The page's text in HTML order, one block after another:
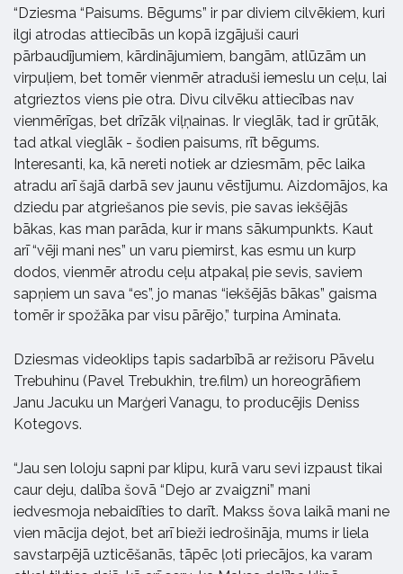
“Dziesma “Paisums. Bēgums” ir par diviem cilvēkiem, kuri
ilgi atrodas attiecībās un kopā izgājuši cauri
pārbaudījumiem, kārdinājumiem, bangām, atlūzām un
virpuļiem, bet tomēr vienmēr atraduši iemeslu un ceļu, lai
atgrieztos viens pie otra. Divu cilvēku attiecības nav
vienmērīgas, bet drīzāk viļņainas. Ir vieglāk, tad ir grūtāk,
tad atkal vieglāk - šodien paisums, rīt bēgums.
Interesanti, ka, kā nereti notiek ar dziesmām, pēc laika
atradu arī šajā darbā sev jaunu vēstījumu. Aizdomājos, ka
dziedu par atgriešanos pie sevis, pie savas iekšējās
bākas, kas man parāda, kur ir mans sākumpunkts. Kaut
arī “vēji mani nes” un varu piemirst, kas esmu un kurp
dodos, vienmēr atrodu ceļu atpakaļ pie sevis, saviem
sapņiem un sava “es”, jo manas “iekšējās bākas” gaisma
tomēr ir spožāka par visu pārējo,” turpina Aminata.
Dziesmas videoklips tapis sadarbībā ar režisoru Pāvelu
Trebuhinu (Pavel Trebukhin, tre.film) un horeogrāfiem
Janu Jacuku un Marģeri Vanagu, to producējis Deniss
Kotegovs.
“Jau sen loloju sapni par klipu, kurā varu sevi izpaust tikai
caur deju, dalība šovā “Dejo ar zvaigzni” mani
iedvesmoja nebaidīties to darīt. Makss šova laikā mani ne
vien mācija dejot, bet arī bieži iedrošināja, mums ir liela
savstarpējā uzticēšanās, tāpēc ļoti priecājos, ka varam